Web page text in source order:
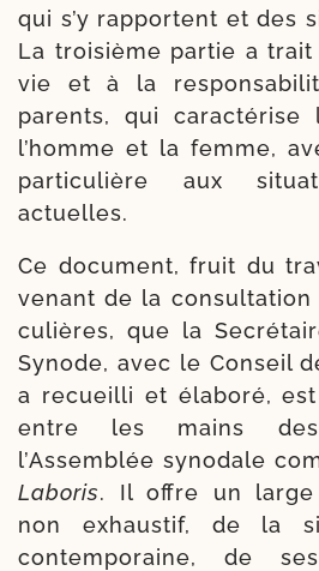
qui s’y rap­portent et des
La troi­sième par­tie a trait
vie et à la
parents, qui carac­té­rise
l’homme et la femme,
par­ti­cu­lière aux
actuelles.
Ce docu­ment, fruit du
ve­nant de la
cu­lières, que la
Synode, avec le Conseil
a recueilli et éla­bo­ré,
entre les mains
l’Assemblée syno­dale
Laboris. Il offre un
non exhaus­tif, de la
contem­po­raine, de